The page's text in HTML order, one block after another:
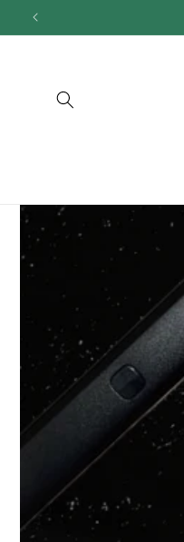
och gå